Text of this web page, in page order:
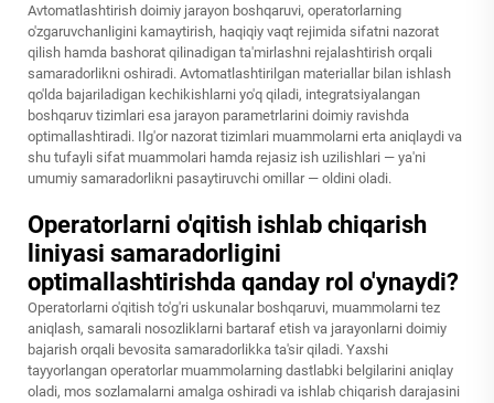
Avtomatlashtirish doimiy jarayon boshqaruvi, operatorlarning
o'zgaruvchanligini kamaytirish, haqiqiy vaqt rejimida sifatni nazorat
qilish hamda bashorat qilinadigan ta'mirlashni rejalashtirish orqali
samaradorlikni oshiradi. Avtomatlashtirilgan materiallar bilan ishlash
qo'lda bajariladigan kechikishlarni yo'q qiladi, integratsiyalangan
boshqaruv tizimlari esa jarayon parametrlarini doimiy ravishda
optimallashtiradi. Ilg'or nazorat tizimlari muammolarni erta aniqlaydi va
shu tufayli sifat muammolari hamda rejasiz ish uzilishlari — ya'ni
umumiy samaradorlikni pasaytiruvchi omillar — oldini oladi.
Operatorlarni o'qitish ishlab chiqarish
liniyasi samaradorligini
optimallashtirishda qanday rol o'ynaydi?
Operatorlarni o'qitish to'g'ri uskunalar boshqaruvi, muammolarni tez
aniqlash, samarali nosozliklarni bartaraf etish va jarayonlarni doimiy
bajarish orqali bevosita samaradorlikka ta'sir qiladi. Yaxshi
tayyorlangan operatorlar muammolarning dastlabki belgilarini aniqlay
oladi, mos sozlamalarni amalga oshiradi va ishlab chiqarish darajasini